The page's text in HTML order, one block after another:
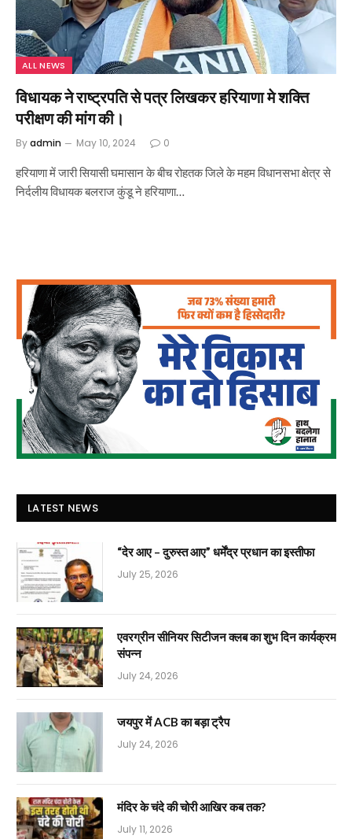
ALL NEWS
विधायक ने राष्ट्रपति से पत्र लिखकर हरियाणा मे शक्ति
परीक्षण की मांग की।
Byadmin May 10, 2024 0
हरियाणा में जारी सियासी घमासान के बीच रोहतक जिले के महम विधानसभा क्षेत्र से
निर्दलीय विधायक बलराज कुंडू ने हरियाणा…
LATEST NEWS
“देर आए – दुरुस्त आए” धर्मेंद्र प्रधान का इस्तीफा
July 25, 2026
एवरग्रीन सीनियर सिटीजन क्लब का शुभ दिन कार्यक्रम
संपन्न
July 24, 2026
जयपुर में ACB का बड़ा ट्रैप
July 24, 2026
मंदिर के चंदे की चोरी आखिर कब तक?
July 11, 2026